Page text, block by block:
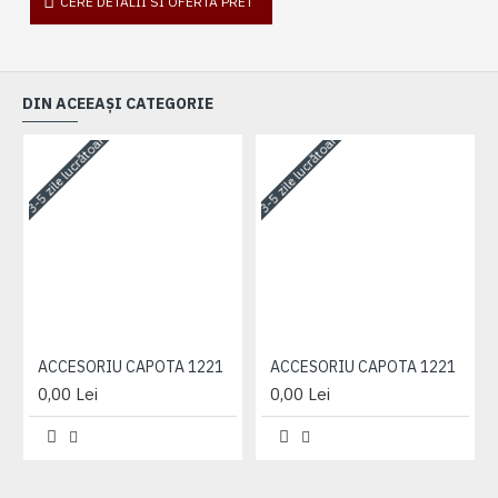
DIN ACEEAȘI CATEGORIE
3-5 zile lucrătoare
ACCESORIU CAPOTA 1221
0,00 Lei
3-5 zile lucrătoare
ACCESORIU CAPOTA 1221
0,00 Lei